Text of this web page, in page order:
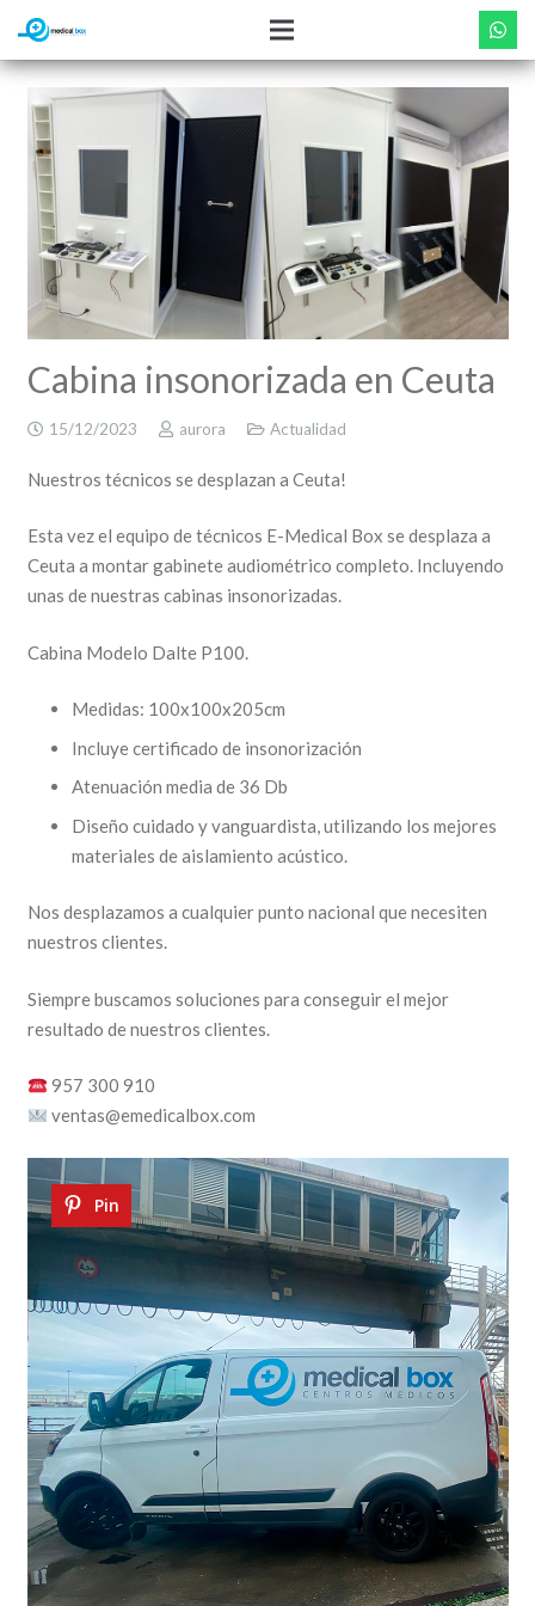
Cabina insonorizada en Ceuta
15/12/2023 aurora Actualidad
Nuestros técnicos se desplazan a Ceuta!
Esta vez el equipo de técnicos E-Medical Box se desplaza a
Ceuta a montar gabinete audiométrico completo. Incluyendo
unas de nuestras cabinas insonorizadas.
Cabina Modelo Dalte P100.
Medidas: 100x100x205cm
Incluye certificado de insonorización
Atenuación media de 36 Db
Diseño cuidado y vanguardista, utilizando los mejores
materiales de aislamiento acústico.
Nos desplazamos a cualquier punto nacional que necesiten
nuestros clientes.
Siempre buscamos soluciones para conseguir el mejor
resultado de nuestros clientes.
957 300 910
ventas@emedicalbox.com
Pin